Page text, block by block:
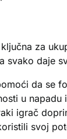
za
svako daje
da se
u
igrač
svoj